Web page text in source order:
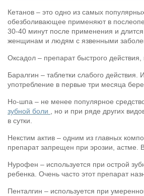
Кетанов – это одно из самых
обезболивающее применяют в
30-40 минут после применения и
женщинам и людям с язвенными
Оксадол – препарат быстрого
Баралгин – таблетки слабого
употребление в первые три месяца
Но-шпа – не менее популярное
зубной боли , но и при ряде других
в сутки.
Некстим актив – одним из главных
препарат запрещен при эрозии,
Нурофен – используется при острой
ребенка. Очень часто этот препарат
Пенталгин – используется при